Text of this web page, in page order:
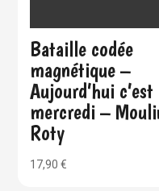
Bataille codée
magnétique –
Aujourd’hui c’est
mercredi –
Roty
17,90€